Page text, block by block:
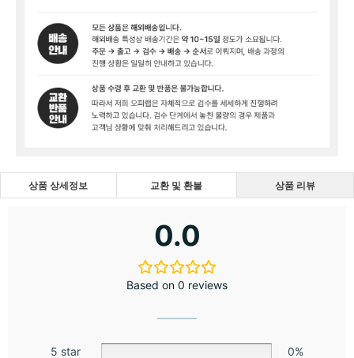
상품 상세정보 교환 및 환불 상품 리뷰
0.0
Based on 0 reviews
5 star
0%